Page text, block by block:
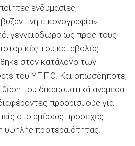
ενδυμασίες,
εικονογραφία».
γενναιόδωρο ως προς τους
του καταβολές
στον κατάλογο των
του ΥΠΠΟ. Και οπωσδήποτε,
του δικαιωματικά ανάμεσα
προορισμούς για
στο αμέσως προσεχές
υψηλής προτεραιότητας.